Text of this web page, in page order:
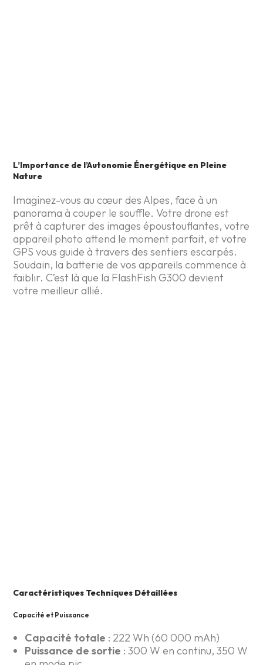
L’Importance de l’Autonomie Énergétique en Pleine
Nature
Imaginez-vous au cœur des Alpes, face à un
panorama à couper le souffle. Votre drone est
prêt à capturer des images époustouflantes, votre
appareil photo attend le moment parfait, et votre
GPS vous guide à travers des sentiers escarpés.
Soudain, la batterie de vos appareils commence à
faiblir. C’est là que la FlashFish G300 devient
votre meilleur allié.
Caractéristiques Techniques Détaillées
Capacité et Puissance
Capacité totale : 222 Wh (60 000 mAh)
Puissance de sortie : 300 W en continu, 350 W